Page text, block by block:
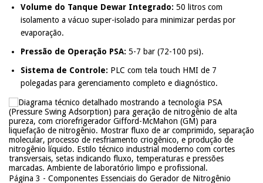
Volume do Tanque Dewar Integrado: 50 litros com
isolamento a vácuo super-isolado para minimizar perdas por
evaporação.
Pressão de Operação PSA: 5-7 bar (72-100 psi).
Sistema de Controle: PLC com tela touch HMI de 7
polegadas para gerenciamento completo e diagnóstico.
Página 3 - Componentes Essenciais do Gerador de Nitrogênio